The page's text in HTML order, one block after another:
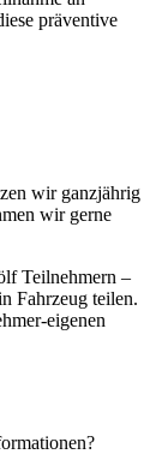
präventive
wir ganzjährig
wir gerne
Teilnehmern –
Fahrzeug teilen.
eigenen